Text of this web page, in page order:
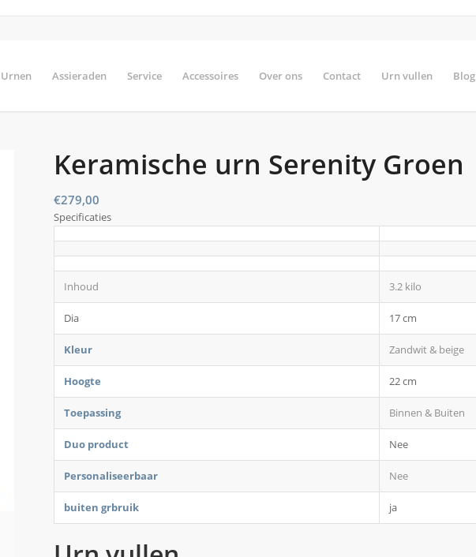
Urnen Assieraden Service Accessoires Over ons Contact Urn vullen Blog
Keramische urn Serenity Groen
€279,00
Specificaties
Inhoud 3.2 kilo
Dia 17 cm
Kleur Zandwit & beige
Hoogte 22 cm
Toepassing Binnen & Buiten
Duo product Nee
Personaliseerbaar Nee
buiten grbruik ja